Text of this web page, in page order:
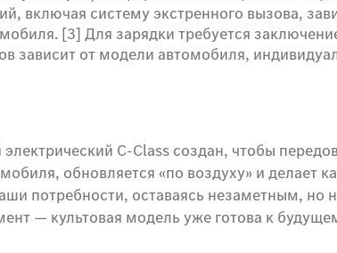
включая систему экстренного вызова,
[3] Для зарядки требуется
зависит от модели автомобиля,
C-Class создан, чтобы
обновляется «по воздуху» и делает
потребности, оставаясь незаметным,
— культовая модель уже готова к